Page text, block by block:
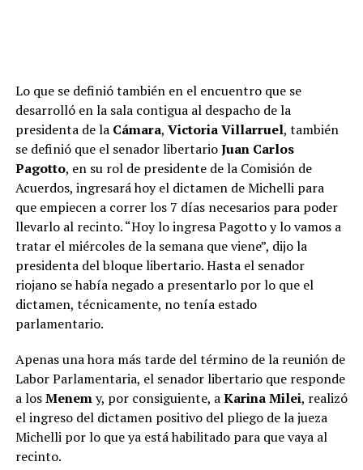
Lo que se definió también en el encuentro que se
desarrolló en la sala contigua al despacho de la
presidenta de la Cámara, Victoria Villarruel, también
se definió que el senador libertarioJuan Carlos
Pagotto, en su rol de presidente de la Comisión de
Acuerdos, ingresará hoy el dictamen de Michelli para
que empiecen a correr los 7 días necesarios para poder
llevarlo al recinto. “Hoy lo ingresa Pagotto y lo vamos a
tratar el miércoles de la semana que viene”, dijo la
presidenta del bloque libertario. Hasta el senador
riojano se había negado a presentarlo por lo que el
dictamen, técnicamente, no tenía estado
parlamentario.
Apenas una hora más tarde del término de la reunión de
Labor Parlamentaria, el senador libertario que responde
a losMenemy, por consiguiente, aKarina Milei, realizó
el ingreso del dictamen positivo del pliego de la jueza
Michelli por lo que ya está habilitado para que vaya al
recinto.